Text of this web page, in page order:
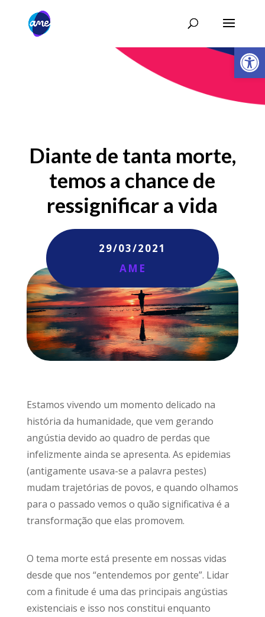
Abrir
Diante de tanta morte,
temos a chance de
ressignificar a vida
29/03/2021
AME
Estamos vivendo um momento delicado na
história da humanidade, que vem gerando
angústia devido ao quadro de perdas que
infelizmente ainda se apresenta. As epidemias
(antigamente usava-se a palavra pestes)
mudam trajetórias de povos, e quando olhamos
para o passado vemos o quão significativa é a
transformação que elas promovem.
O tema morte está presente em nossas vidas
desde que nos “entendemos por gente”. Lidar
com a finitude é uma das principais angústias
existenciais e isso nos constitui enquanto